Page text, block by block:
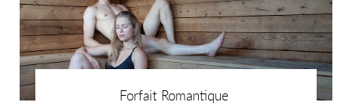
Forfait Romantique